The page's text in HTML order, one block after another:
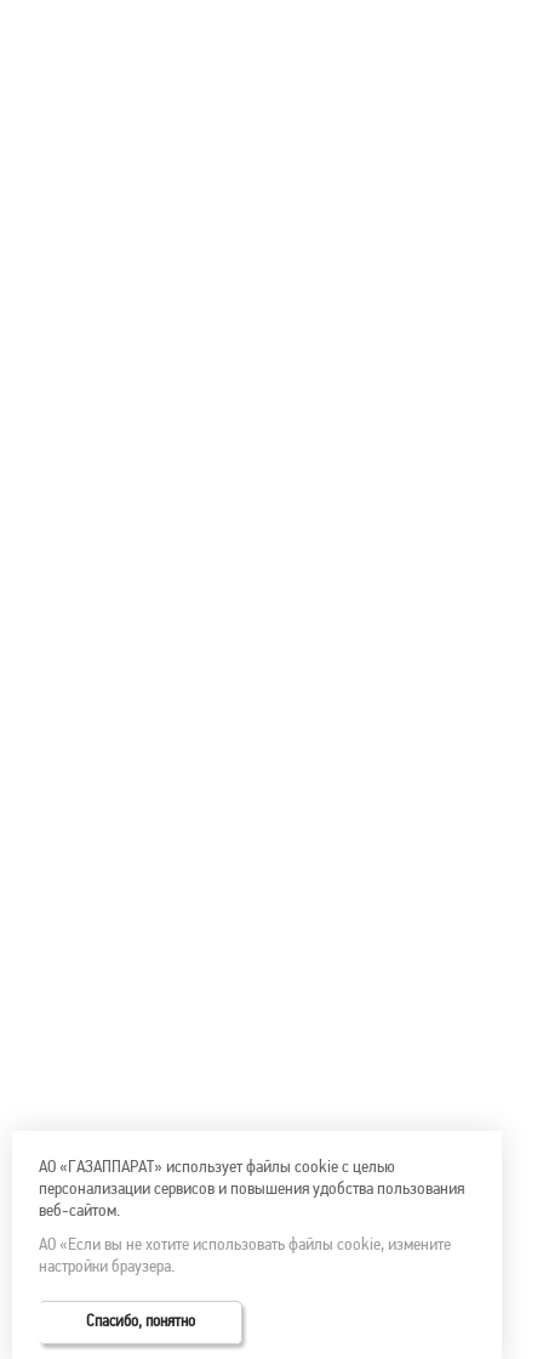
АО «ГАЗАППАРАТ» использует файлы cookie с целью
персонализации сервисов и повышения удобства пользования
веб-сайтом.
АО «Если вы не хотите использовать файлы cookie, измените
настройки браузера.
Спасибо, понятно